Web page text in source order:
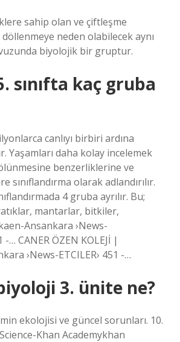
sahip olan ve çiftleşme
döllenmeye neden olabilecek aynı
biyolojik bir gruptur.
sınıfta kaç gruba
canlıyı birbiri ardına
Yaşamları daha kolay incelemek
benzerliklerine ve
sınıflandırma olarak adlandırılır.
4 gruba ayrılır. Bu;
mantarlar, bitkiler,
Ansankara ›News-
-… CANER ÖZEN KOLEJİ |
›News-ETCILER› 451 -…
3. ünite ne?
ekolojisi ve güncel sorunları. 10.
Khan Academykhan